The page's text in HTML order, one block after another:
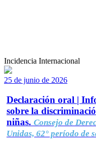
Incidencia Internacional
25 de junio de 2026
Declaración oral |
sobre la
niñas. Consejo de
Unidas, 62° período de